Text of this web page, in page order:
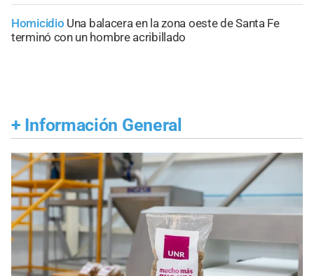
Homicidio Una balacera en la zona oeste de Santa Fe
terminó con un hombre acribillado
+ Información General